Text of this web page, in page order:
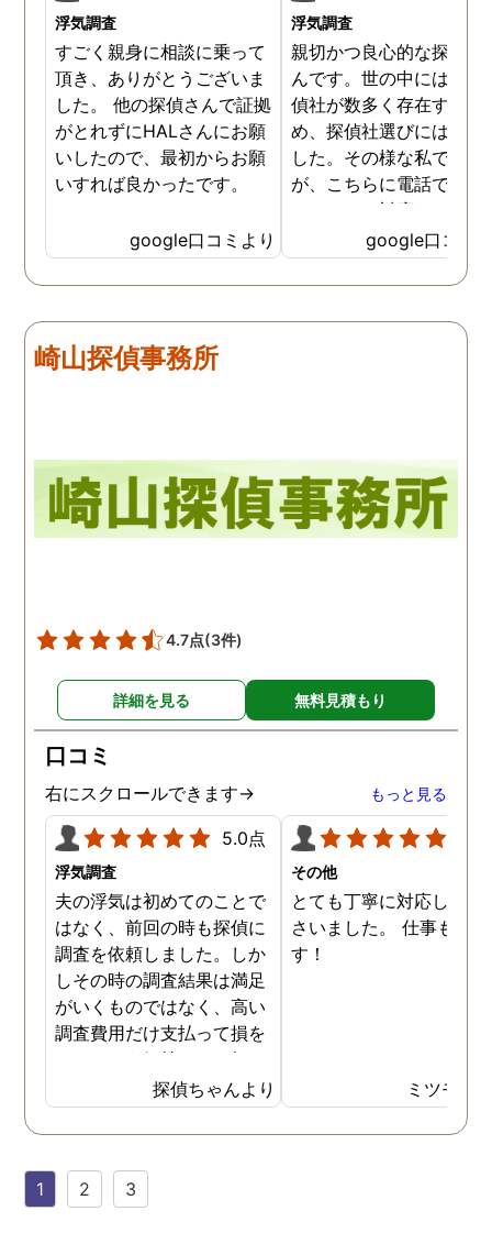
浮気調査
すごく親身に相談に乗って
頂き、ありがとうございま
した。 他の探偵さんで証拠
がとれずにHALさんにお願
いしたので、最初からお願
いすれば良かったです。
google口コミより
浮気調査
親切かつ良心的な探偵社
んです。世の中には詐欺
偵社が数多く存在するた
め、探偵社選びには慎重
した。その様な私でした
が、こちらに電話で相談
たところ、対応された方
探偵のノウハウまで丁寧
教えて下さったのです。
用できると思い、早速お
は、仕事も丁寧で調査内
google口コミ
崎山探偵事務所
4.7点(3件)
詳細を見る 無料見積もり
口コミ
右にスクロールできます→ もっと見る
5.0点
浮気調査
夫の浮気は初めてのことで
はなく、前回の時も探偵に
調査を依頼しました。しか
しその時の調査結果は満足
がいくものではなく、高い
調査費用だけ支払って損を
したという気持ちで一杯で
した。今回また夫の浮気疑
惑が浮上し、今度こそは探
偵選びにも気を遣いまし
せの段階から「ここなら安
探偵ちゃんより
その他
とても丁寧に対応してく
さいました。 仕事も満
す！
ミツモア
1 2 3